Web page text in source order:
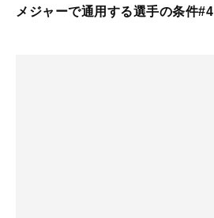
メジャーで通用する選手の条件#4